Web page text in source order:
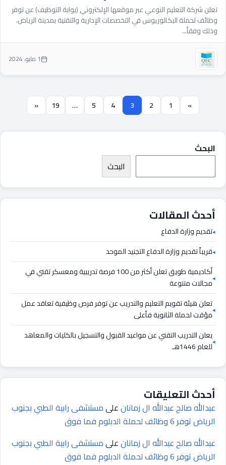
تعلن شركة التعليم النوعي عبر موقعها الإلكتروني (بوابة التوظيف) عن توفر
وظائف لحملة البكالوريوس في التخصصات الإدارية والتقنية بمدينة الرياض،
وذلك وفقاً...
1 مايو، 2024
»
1
2
3
4
5
…
19
«
البحث
البحث
أحدث المقالات
تقديم وزارة الدفاع
قريباً تقديم وزارة الدفاع التجنيد الموحد
أكاديمية طويق تعلن أكثر من 100 فرصة تدريبية ومعسكر تقني في
مجالات متنوعة
تعلن هيئة تقويم التعليم والتدريب عن توفر فرص وظيفية تعاقد عمل
مؤقت لحملة الثانوية فأعلى
يعلن التدريب التقني عن مواعيد القبول والتسجيل بالكليات والمعاهد
للعام 1446هـ
أحدث التعليقات
عبدالله صالح عبدالله ال زمانانعلىمستشفى رابية الطبي بجنوب
الرياض توفر 6 وظائف لحملة الدبلوم فما فوق
عبدالله صالح عبدالله ال زمانانعلىمستشفى رابية الطبي بجنوب
الرياض توفر 6 وظائف لحملة الدبلوم فما فوق